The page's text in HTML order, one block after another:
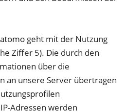
geht mit der Nutzung
Ziffer 5). Die durch den
über die
an unsere Server übertragen
Adressen werden